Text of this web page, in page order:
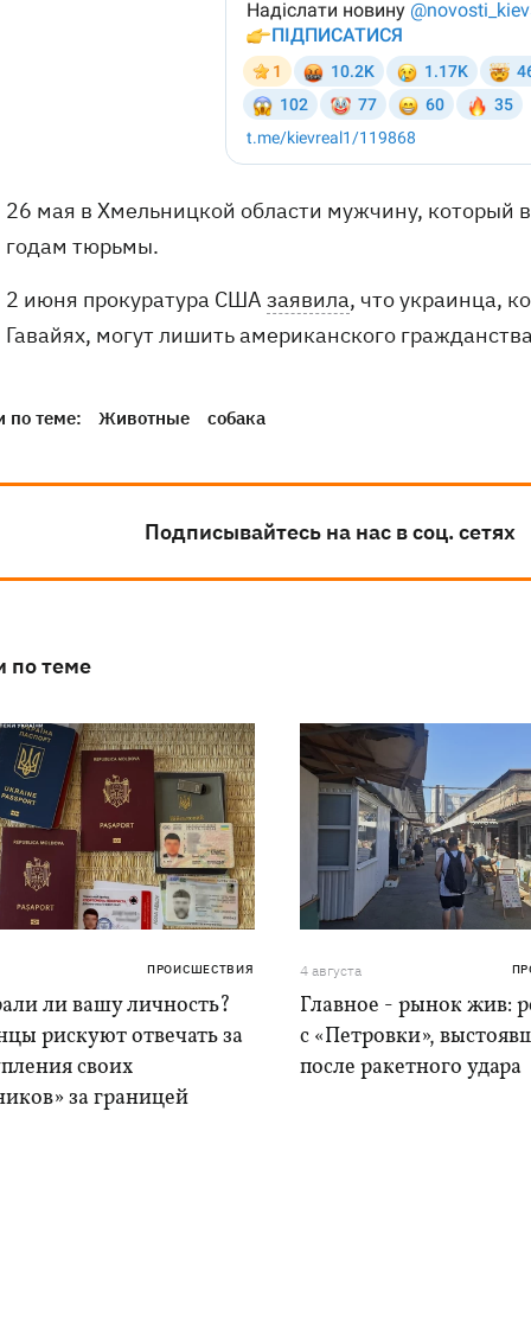
26 мая в Хмельницкой области мужчину, который
годам тюрьмы.
2 июня прокуратура США заявила, что украинца,
Гавайях, могут лишить американского
по теме: Животные собака
Подписывайтесь на нас в соц. сетях
по теме
ПРОИСШЕСТВИЯ
ли вашу личность?
рискуют отвечать за
своих
за границей
4 августа
Главное - рынок жив:
с «Петровки»,
после ракетного удара